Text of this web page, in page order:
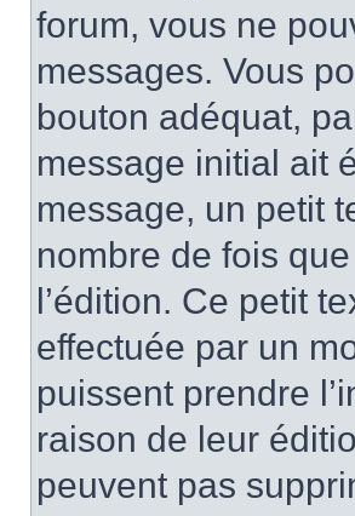
forum, vous ne
messages. Vous
bouton adéquat,
message initial ait
message, un petit
nombre de fois
l’édition. Ce petit
effectuée par un
puissent prendre
raison de leur
peuvent pas